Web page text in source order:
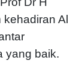
Al
yang baik.